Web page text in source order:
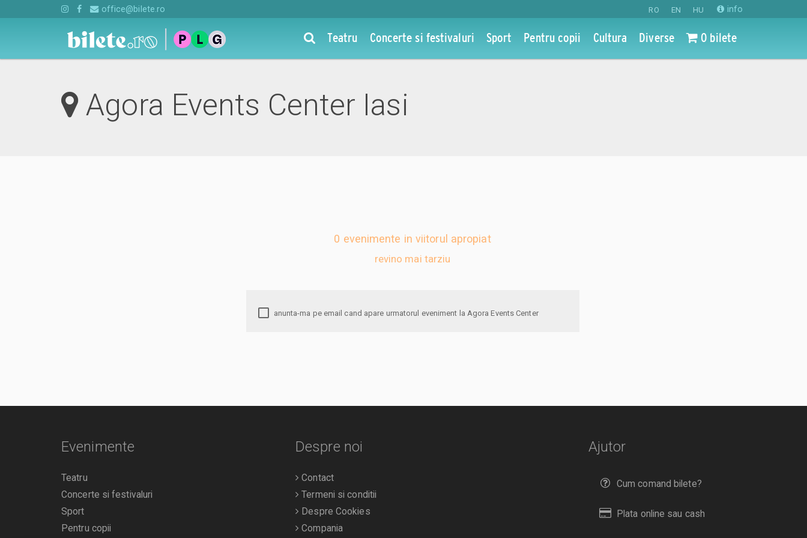
RO EN HU info
office@bilete.ro
Teatru Concerte si festivaluri Sport Pentru copii Cultura Diverse 0 bilete
Agora Events Center Iasi
0 evenimente in viitorul apropiat
revino mai tarziu
anunta-ma pe email cand apare urmatorul eveniment la Agora Events Center
Ajutor
Cum comand bilete?
Plata online sau cash
Evenimente
Teatru
Concerte si festivaluri
Sport
Pentru copii
Despre noi
Contact
Termeni si conditii
Despre Cookies
Compania